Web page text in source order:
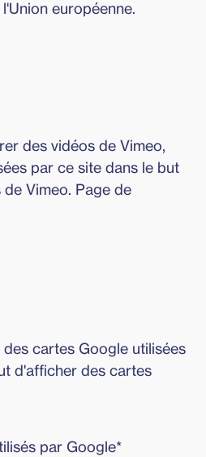
européenne.
des vidéos de Vimeo,
par ce site dans le but
Vimeo. Page de
cartes Google utilisées
d'afficher des cartes
par Google*